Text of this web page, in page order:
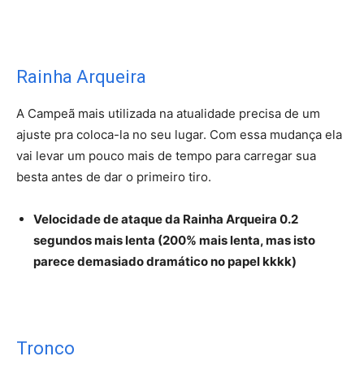
Rainha Arqueira
A Campeã mais utilizada na atualidade precisa de um
ajuste pra coloca-la no seu lugar. Com essa mudança ela
vai levar um pouco mais de tempo para carregar sua
besta antes de dar o primeiro tiro.
Velocidade de ataque da Rainha Arqueira 0.2
segundos mais lenta (200% mais lenta, mas isto
parece demasiado dramático no papel kkkk)
Tronco